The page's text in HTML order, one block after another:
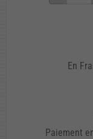
En
Paiement